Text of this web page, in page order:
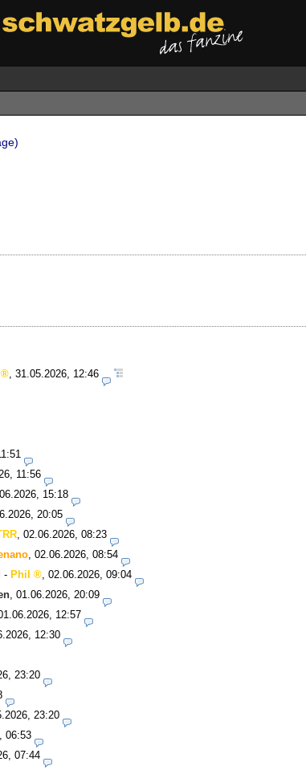
31.05.2026, 12:46
11:56
15:18
20:05
02.06.2026, 08:23
02.06.2026, 08:54
- Phil
02.06.2026, 09:04
01.06.2026, 20:09
12:57
12:30
23:20
23:20
06:53
07:44